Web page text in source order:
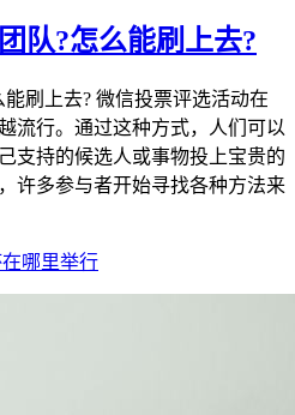
团队?怎么能刷上去?
刷上去? 微信投票评选活动在
流行。通过这种方式，人们可以
支持的候选人或事物投上宝贵的
许多参与者开始寻找各种方法来
哪里举行